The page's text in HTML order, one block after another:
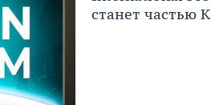
станет частью